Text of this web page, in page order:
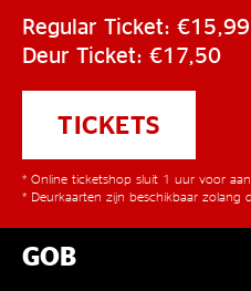
Regular Ticket:
Deur Ticket: €17,50
TICKETS
* Online ticketshop sluit 1 uur voor
* Deurkaarten zijn beschikbaar zolang
GOB